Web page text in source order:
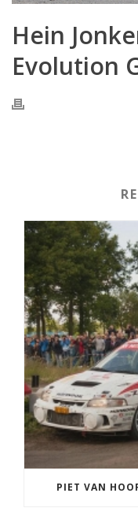
Hein
Evolution
PIET VAN